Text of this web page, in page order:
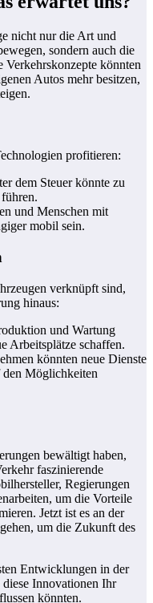
nicht nur die Art und
sondern auch die
Verkehrskonzepte könnten
Autos mehr besitzen,
profitieren:
dem Steuer könnte zu
und Menschen mit
mobil sein.
verknüpft sind,
hinaus:
und Wartung
Arbeitsplätze schaffen.
könnten neue Dienste
Möglichkeiten
bewältigt haben,
faszinierende
Regierungen
um die Vorteile
Jetzt ist es an der
um die Zukunft des
Entwicklungen in der
Innovationen Ihr
könnten.